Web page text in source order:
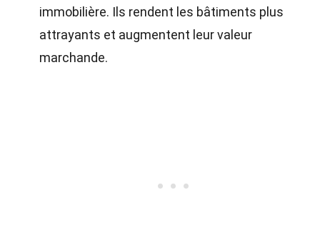
immobilière. Ils rendent les bâtiments plus
attrayants et augmentent leur valeur
marchande.